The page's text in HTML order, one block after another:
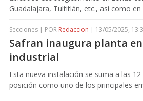
Guadalajara, Tultitlán, etc., así como
Secciones | POR Redaccion | 13/05/2025,
Safran inaugura planta
industrial
Esta nueva instalación se suma a las
posición como uno de los principales